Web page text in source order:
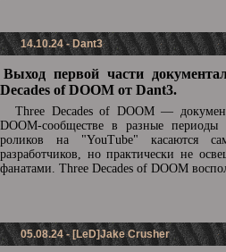
14.10.24 - Dant3
Выход первой части
Decades of DOOM от Dant3.
Three Decades of DOOM —
DOOM-сообществе в разные периоды
роликов на "YouTube" касаются
разработчиков, но практически не
фанатами. Three Decades of DOOM
05.08.24 - [LeD]Jake Crusher